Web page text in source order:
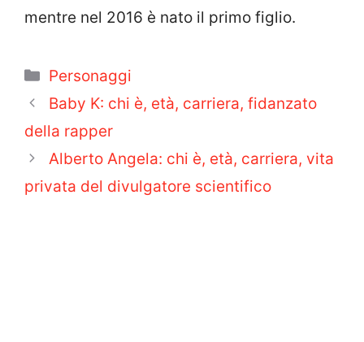
mentre nel 2016 è nato il primo figlio.
Categorie
Personaggi
Baby K: chi è, età, carriera, fidanzato
della rapper
Alberto Angela: chi è, età, carriera, vita
privata del divulgatore scientifico